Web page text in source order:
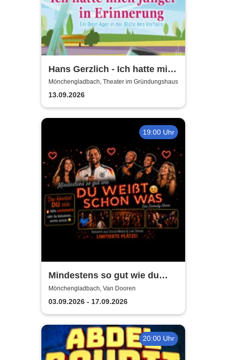
Hans Gerzlich - Ich hatte mich
jünger in Erinnerung
Mönchengladbach, Theater im Gründungshaus
13.09.2026
19:00 Uhr
Mindestens so gut wie du
weißt schon was -
Standupcomedy by Leo
Sommer
Mönchengladbach, Van Dooren
03.09.2026 - 17.09.2026
20:00 Uhr